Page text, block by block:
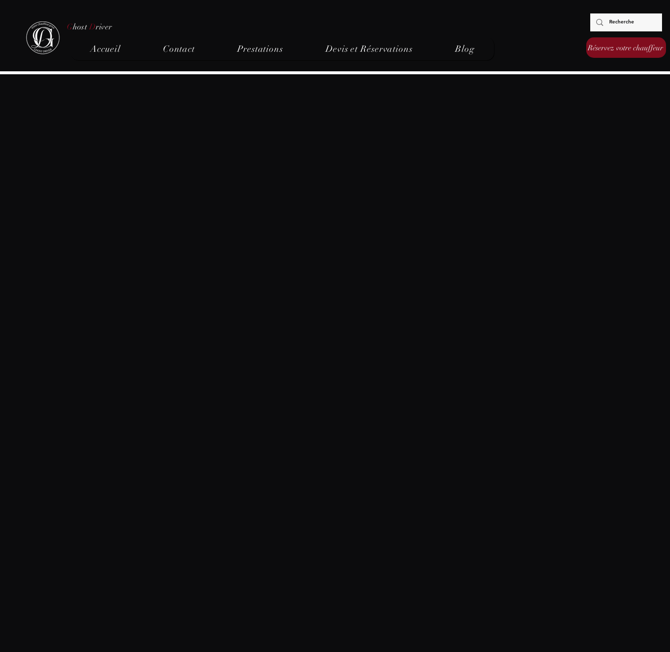
Ghost Driver
Accueil Contact Prestations Devis et Réservations Blog Réservez votre chauffeur